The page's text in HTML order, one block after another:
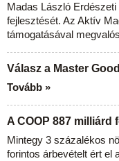
Madas László
fejlesztését. Az Aktív
támogatásával
Válasz a Master
Tovább »
A COOP 887
Mintegy 3 százalékos
forintos árbevételt ért el